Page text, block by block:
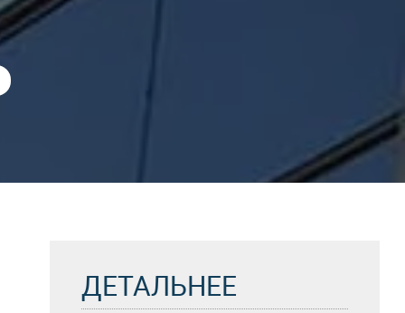
ДЕТАЛЬНЕЕ